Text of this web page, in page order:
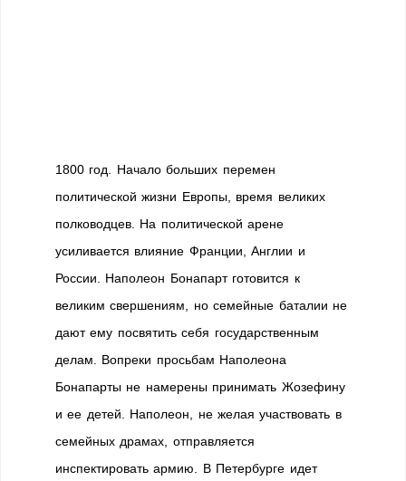
1800 год. Начало больших перемен
политической жизни Европы, время великих
полководцев. На политической арене
усиливается влияние Франции, Англии и
России. Наполеон Бонапарт готовится к
великим свершениям, но семейные баталии не
дают ему посвятить себя государственным
делам. Вопреки просьбам Наполеона
Бонапарты не намерены принимать Жозефину
и ее детей. Наполеон, не желая участвовать в
семейных драмах, отправляется
инспектировать армию. В Петербурге идет